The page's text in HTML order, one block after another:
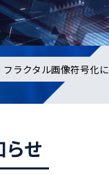
フラクタル画像符号化
せ